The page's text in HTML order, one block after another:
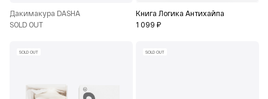
Дакимакура DASHA
SOLD OUT
Книга Логика Антихайпа
1 099 ₽
SOLD OUT SOLD OUT